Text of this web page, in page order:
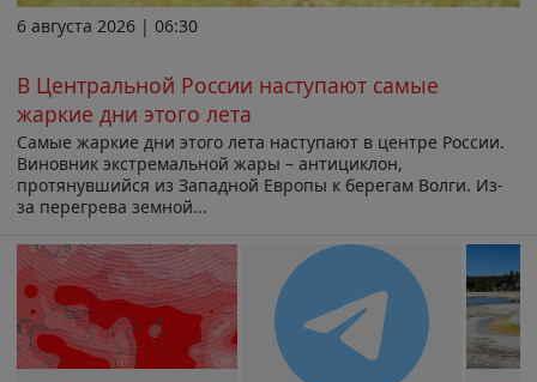
6 августа 2026 | 06:30
В Центральной России наступают самые
жаркие дни этого лета
Самые жаркие дни этого лета наступают в центре России.
Виновник экстремальной жары – антициклон,
протянувшийся из Западной Европы к берегам Волги. Из-
за перегрева земной...